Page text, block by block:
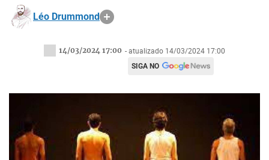
Léo Drummond
14/03/2024 17:00 - atualizado 14/03/2024 17:00
SIGA NO